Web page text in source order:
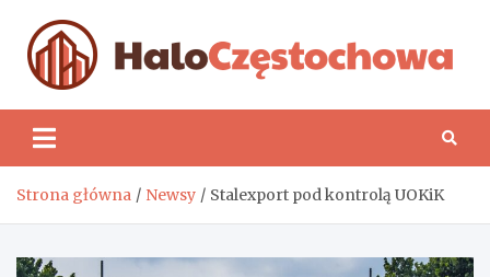
content
Strona główna Newsy Stalexport pod kontrolą UOKiK